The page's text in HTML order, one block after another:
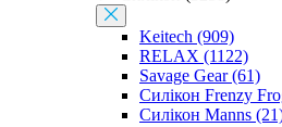
Keitech (909)
RELAX (1122)
Savage Gear (61)
Силікон Frenzy
Силікон Manns